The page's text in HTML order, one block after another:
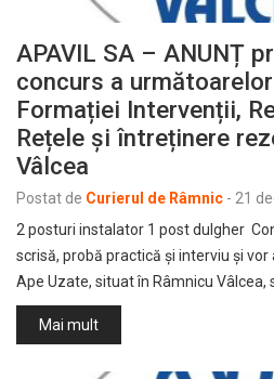
APAVIL SA – ANUNȚ
concurs a
Formației Intervenții,
Rețele și întreținere
Vâlcea
Postat de Curierul de Râmnic - 21
2 posturi instalator 1 post dulgher
scrisă, probă practică și interviu și
Ape Uzate, situat în Râmnicu Vâlcea,
Mai mult